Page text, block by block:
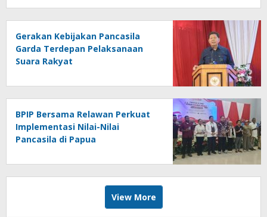
Gerakan Kebijakan Pancasila
Garda Terdepan Pelaksanaan
Suara Rakyat
BPIP Bersama Relawan Perkuat
Implementasi Nilai-Nilai
Pancasila di Papua
View More